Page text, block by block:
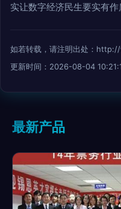
实让数字经济民生要实有作
如若转载，请注明出处：
更新时间：2026-08-04
最新产品